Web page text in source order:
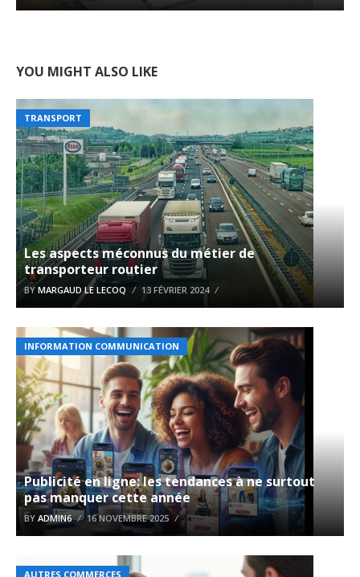
YOU MIGHT ALSO LIKE
TRANSPORT
Les aspects méconnus du métier de
transporteur routier
BY MARGAUD LE LECOQ 13 FÉVRIER 2024
INFORMATION COMMUNICATION
Publicité en ligne: les tendances à ne surtout
pas manquer cette année
BY ADMIN6 16 NOVEMBRE 2025
AUTRES COMMERCES